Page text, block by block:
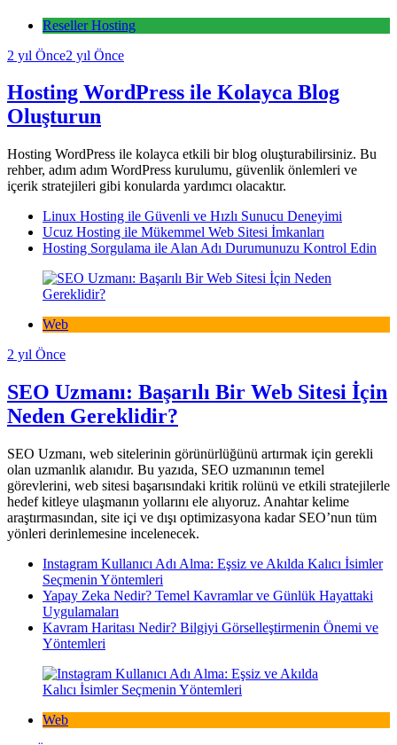
Reseller Hosting
2 yıl Önce2 yıl Önce
Hosting WordPress ile Kolayca Blog
Oluşturun
Hosting WordPress ile kolayca etkili bir blog oluşturabilirsiniz. Bu
rehber, adım adım WordPress kurulumu, güvenlik önlemleri ve
içerik stratejileri gibi konularda yardımcı olacaktır.
Linux Hosting ile Güvenli ve Hızlı Sunucu Deneyimi
Ucuz Hosting ile Mükemmel Web Sitesi İmkanları
Hosting Sorgulama ile Alan Adı Durumunuzu Kontrol Edin
Web
2 yıl Önce
SEO Uzmanı: Başarılı Bir Web Sitesi İçin
Neden Gereklidir?
SEO Uzmanı, web sitelerinin görünürlüğünü artırmak için gerekli
olan uzmanlık alanıdır. Bu yazıda, SEO uzmanının temel
görevlerini, web sitesi başarısındaki kritik rolünü ve etkili stratejilerle
hedef kitleye ulaşmanın yollarını ele alıyoruz. Anahtar kelime
araştırmasından, site içi ve dışı optimizasyona kadar SEO’nun tüm
yönleri derinlemesine incelenecek.
Instagram Kullanıcı Adı Alma: Eşsiz ve Akılda Kalıcı İsimler
Seçmenin Yöntemleri
Yapay Zeka Nedir? Temel Kavramlar ve Günlük Hayattaki
Uygulamaları
Kavram Haritası Nedir? Bilgiyi Görselleştirmenin Önemi ve
Yöntemleri
Web